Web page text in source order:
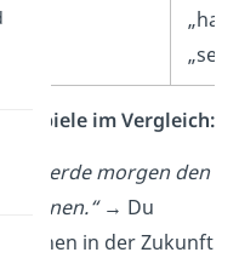
im Vergleich:
werde morgen den
lernen.“→ Du
Lernen in der Zukunft